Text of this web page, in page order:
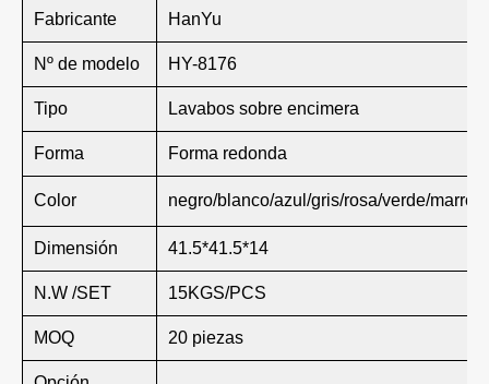
Fabricante HanYu
Nº de modelo HY-8176
Tipo Lavabos sobre encimera
Forma Forma redonda
Color negro/blanco/azul/gris/rosa/verde/
Dimensión 41.5*41.5*14
N.W /SET 15KGS/PCS
MOQ 20 piezas